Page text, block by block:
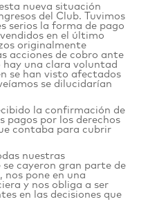
esta nueva situación
del Club. Tuvimos
serios la forma de pago
en el último
originalmente
acciones de cobro ante
hay una clara voluntad
se han visto afectados
se dilucidarían
la confirmación de
pagos por los derechos
contaba para cubrir
nuestras
cayeron gran parte de
nos pone en una
y nos obliga a ser
en las decisiones que